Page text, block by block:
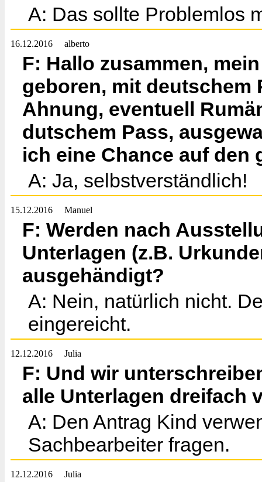
A: Das sollte Problemlos
16.12.2016 alberto
F: Hallo zusammen,
geboren, mit deutschem
Ahnung, eventuell
dutschem Pass,
ich eine Chance auf den
A: Ja, selbstverständlich!
15.12.2016 Manuel
F: Werden nach
Unterlagen (z.B.
ausgehändigt?
A: Nein, natürlich nicht.
eingereicht.
12.12.2016 Julia
F: Und wir
alle Unterlagen dreifach
A: Den Antrag Kind
Sachbearbeiter fragen.
12.12.2016 Julia